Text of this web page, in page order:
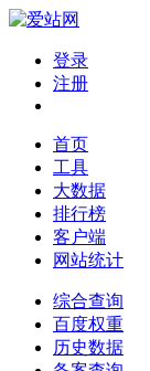
登录
注册
首页
工具
大数据
排行榜
客户端
网站统计
综合查询
百度权重
历史数据